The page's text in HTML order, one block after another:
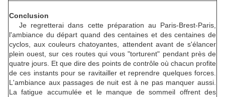
Conclusion
Je regretterai dans cette préparation au Paris-Brest-Paris,
l'ambiance du départ quand des centaines et des centaines de
cyclos, aux couleurs chatoyantes, attendent avant de s'élancer
plein ouest, sur ces routes qui vous "torturent" pendant près de
quatre jours. Et que dire des points de contrôle où chacun profite
de ces instants pour se ravitailler et reprendre quelques forces.
L'ambiance aux passages de nuit est à ne pas manquer aussi.
La fatigue accumulée et le manque de sommeil offrent des